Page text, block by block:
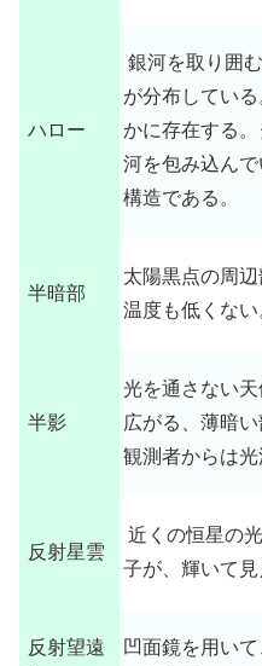
ハロー
銀河を取り囲
が分布してい
かに存在する
河を包み込ん
構造である。
半暗部
太陽黒点の周辺
温度も低くない
半影
光を通さない
広がる、薄暗
観測者からは光
反射星雲
近くの恒星の
子が、輝いて見
反射望遠
凹面鏡を用い